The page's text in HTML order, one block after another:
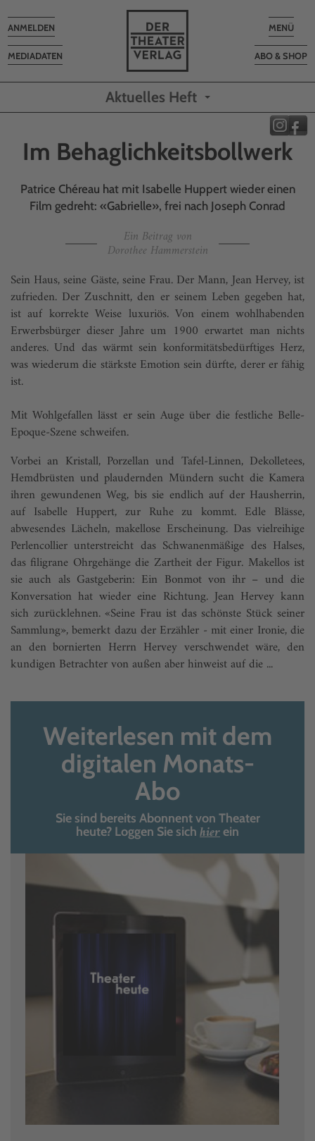
Toggle
MENÜ
ABO & SHOP
MEDIADATEN
Toggle
navigation
ANMELDEN
Aktuelles Heft
Im Behaglichkeitsbollwerk
Patrice Chéreau hat mit Isabelle Huppert wieder einen
Film gedreht: «Gabrielle», frei nach Joseph Conrad
Ein Beitrag von
Dorothee Hammerstein
Sein Haus, seine Gäste, seine Frau. Der Mann, Jean Hervey, ist
zufrieden. Der Zuschnitt, den er seinem Leben gegeben hat,
ist auf korrekte Weise luxuriös. Von einem wohlhabenden
Erwerbsbürger dieser Jahre um 1900 erwartet man nichts
anderes. Und das wärmt sein konformitätsbedürftiges Herz,
was wiederum die stärkste Emotion sein dürfte, derer er fähig
ist.
Mit Wohlgefallen lässt er sein Auge über die festliche Belle-
Epoque-Szene schweifen.
Vorbei an Kristall, Porzellan und Tafel-Linnen, Dekolletees,
Hemdbrüsten und plaudernden Mündern sucht die Kamera
ihren gewundenen Weg, bis sie endlich auf der Hausherrin,
auf Isabelle Huppert, zur Ruhe zu kommt. Edle Blässe,
abwesendes Lächeln, makellose Erscheinung. Das vielreihige
Perlencollier unterstreicht das Schwanenmäßige des Halses,
das filigrane Ohrgehänge die Zartheit der Figur. Makellos ist
sie auch als Gastgeberin: Ein Bonmot von ihr – und die
Konversation hat wieder eine Richtung. Jean Hervey kann
sich zurücklehnen. «Seine Frau ist das schönste Stück seiner
Sammlung», bemerkt dazu der Erzähler - mit einer Ironie, die
an den bornierten Herrn Hervey verschwendet wäre, den
kundigen Betrachter von außen aber hinweist auf die ...
Weiterlesen mit dem
digitalen Monats-
Abo
Sie sind bereits Abonnent von Theater
heute? Loggen Sie sich hierein